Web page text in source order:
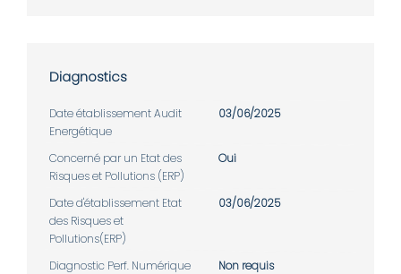
Diagnostics
Date établissement Audit
Energétique
03/06/2025
Concerné par un Etat des
Risques et Pollutions (ERP)
Oui
Date d'établissement Etat
des Risques et
Pollutions(ERP)
03/06/2025
Diagnostic Perf. Numérique
Non requis